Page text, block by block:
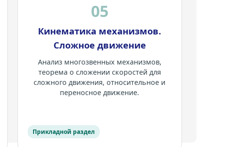
05
Кинематика механизмов.
Сложное движение
Анализ многозвенных механизмов,
теорема о сложении скоростей для
сложного движения, относительное и
переносное движение.
Прикладной раздел